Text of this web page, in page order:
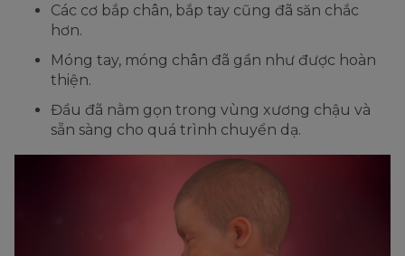
Các cơ bắp chân, bắp tay cũng đã săn chắc
hơn.
Móng tay, móng chân đã gần như được hoàn
thiện.
Đầu đã nằm gọn trong vùng xương chậu và
sẵn sàng cho quá trình chuyển dạ.